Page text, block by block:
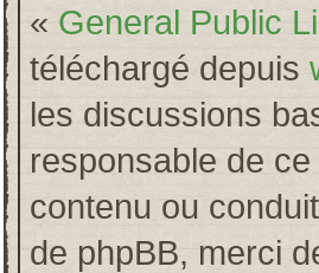
« General Public
téléchargé depuis
les discussions
responsable de
contenu ou
de phpBB, merci